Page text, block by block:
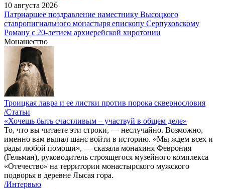
10 августа 2026
Патриаршее поздравление наместнику Высоцкого
ставропигиального монастыря епископу Серпуховскому
Роману с 20-летием архиерейской хиротонии
Монашество
Троицкая лавра и ее листки против порока сквернословия
/Статьи
«Хочешь быть счастливым – участвуй в общем деле»
То, что вы читаете эти строки, — неслучайно. Возможно,
именно вам выпал шанс войти в историю. «Мы ждем всех и
рады любой помощи», — сказала монахиня Феврония
(Гельман), руководитель строящегося музейного комплекса
«Отечество» на территории монастырского мужского
подворья в деревне Лысая гора.
/Интервью